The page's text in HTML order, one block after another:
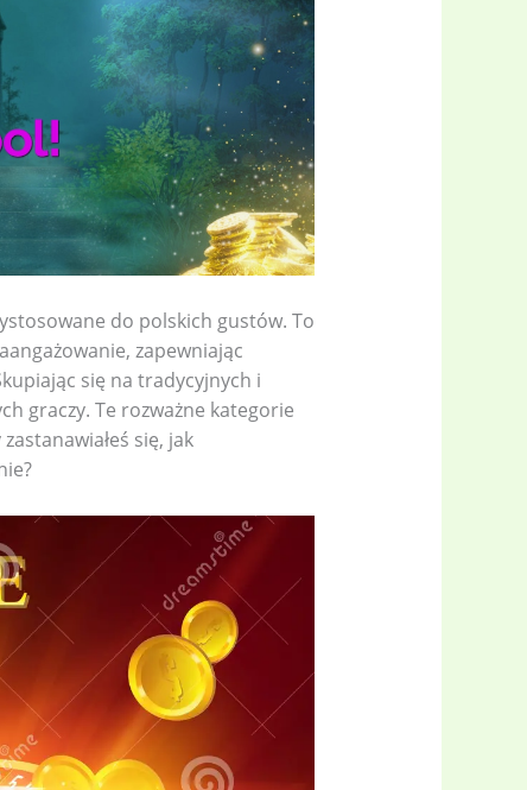
do polskich gustów. To
zapewniając
się na tradycyjnych i
graczy. Te rozważne kategorie
się, jak